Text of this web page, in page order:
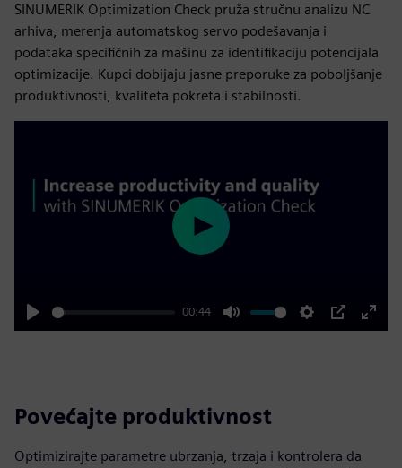
SINUMERIK Optimization Check pruža stručnu analizu NC
arhiva, merenja automatskog servo podešavanja i
podataka specifičnih za mašinu za identifikaciju potencijala
optimizacije. Kupci dobijaju jasne preporuke za poboljšanje
produktivnosti, kvaliteta pokreta i stabilnosti.
Play
00:44
Mute Settings
PIP
Enter
Play
Povećajte produktivnost
Optimizirajte parametre ubrzanja, trzaja i kontrolera da